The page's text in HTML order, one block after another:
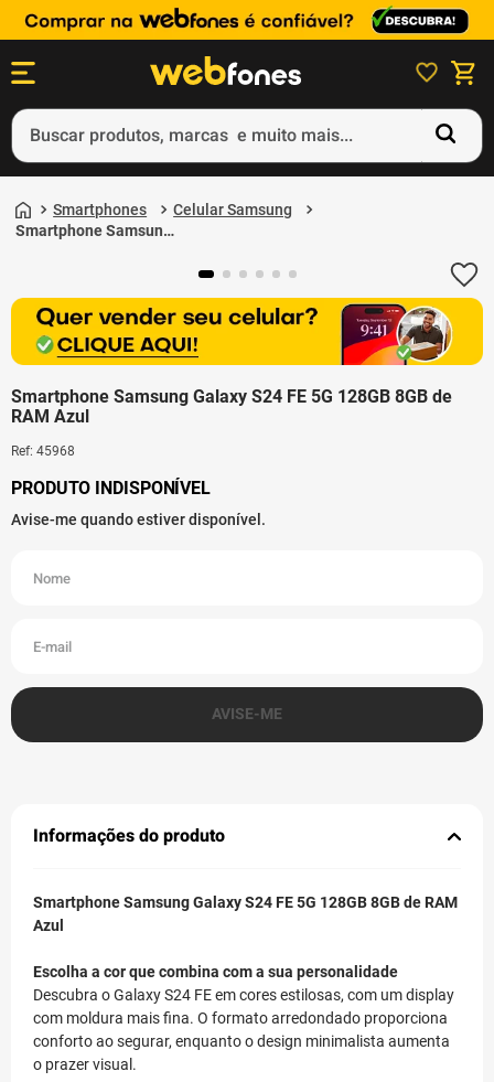
Buscar produtos, marcas e muito mais...
Smartphones
Celular Samsung
Smartphone Samsung
Smartphone Samsung Galaxy S24 FE 5G 128GB 8GB de
RAM Azul
Ref: 45968
Informações do produto
Smartphone Samsung Galaxy S24 FE 5G 128GB 8GB de RAM
Azul
Escolha a cor que combina com a sua personalidade
Descubra o Galaxy S24 FE em cores estilosas, com um display
com moldura mais fina. O formato arredondado proporciona
conforto ao segurar, enquanto o design minimalista aumenta
o prazer visual.
2º
gift card
4º
ps4
5º notebook